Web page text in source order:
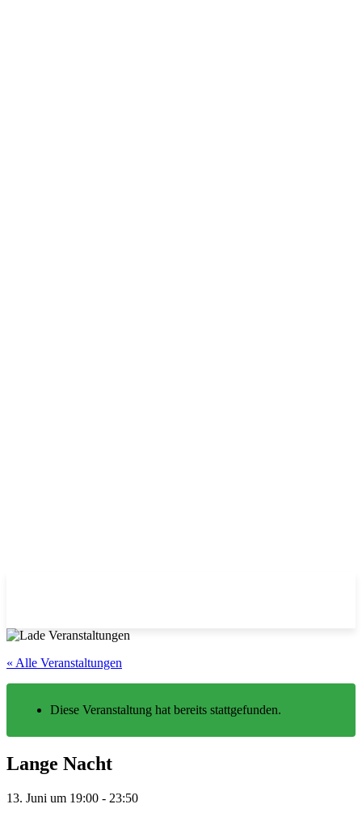
« Alle Veranstaltungen
Diese Veranstaltung hat bereits stattgefunden.
Lange Nacht
13. Juni um 19:00 - 23:50